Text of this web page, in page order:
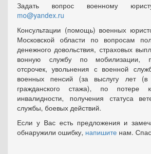
Задать вопрос военному
mo@yandex.ru
Консультации (помощь) военных
Московской области по вопросам
денежного довольствия, страховых
вонную службу по мобилизации,
отсрочек, увольнения с военной
военных пенсий (за выслугу лет
гражданского стажа), по потере
инвалидности, получения статуса
службы, боевых действий.
Если у Вас есть предложения и
обнаружили ошибку, напишите нам.